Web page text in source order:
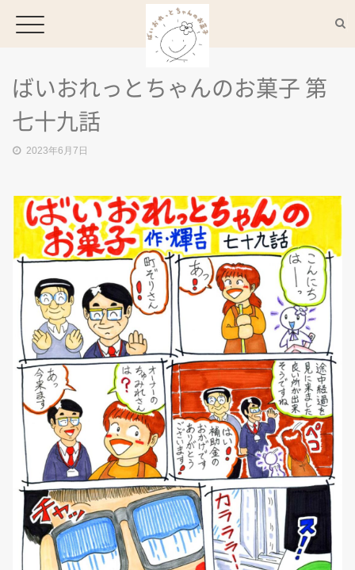
MENU
ACCESS
NEWS
マンガ
ばいおれっとちゃんのお菓子 第
七十九話
2023年6月7日